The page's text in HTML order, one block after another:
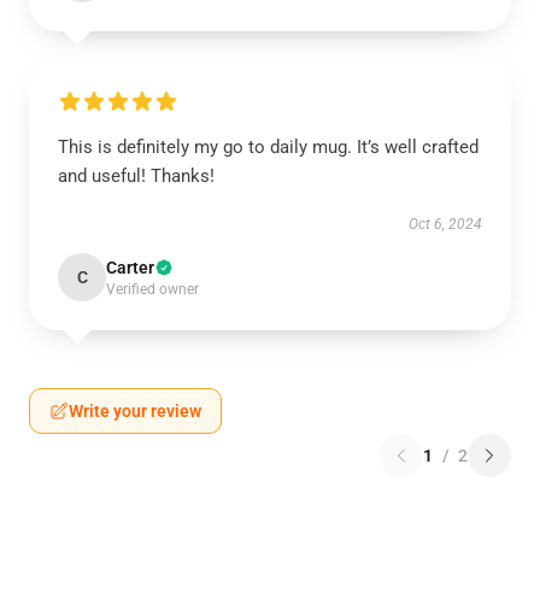
This is definitely my go to daily mug. It’s well crafted
and useful! Thanks!
Oct 6, 2024
C Carter
Verified owner
Write your review
1 / 2